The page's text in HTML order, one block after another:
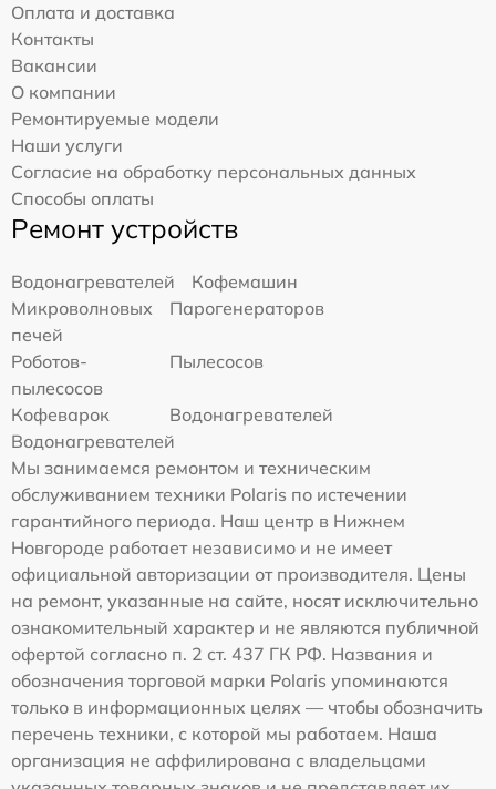
Оплата и доставка
Контакты
Вакансии
О компании
Ремонтируемые модели
Наши услуги
Согласие на обработку персональных данных
Способы оплаты
Ремонт устройств
Водонагревателей
Кофемашин
Микроволновых
печей
Парогенераторов
Роботов-
пылесосов
Пылесосов
Кофеварок
Водонагревателей
Водонагревателей
Мы занимаемся ремонтом и техническим
обслуживанием техники Polaris по истечении
гарантийного периода. Наш центр в Нижнем
Новгороде работает независимо и не имеет
официальной авторизации от производителя. Цены
на ремонт, указанные на сайте, носят исключительно
ознакомительный характер и не являются публичной
офертой согласно п. 2 ст. 437 ГК РФ. Названия и
обозначения торговой марки Polaris упоминаются
только в информационных целях — чтобы обозначить
перечень техники, с которой мы работаем. Наша
организация не аффилирована с владельцами